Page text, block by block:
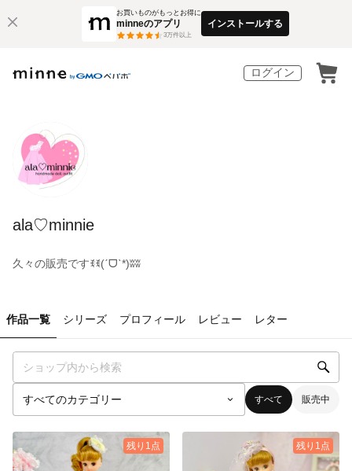
お買いものがもっとお得に
minneのアプリ
3万件以上
インストールする
ログイン
ala♡minnie
久々の販売ですꉂꉂ(ˊᗜˋ*)ʬʬ
作品一覧 シリーズ プロフィール レビュー レター
すべて 販売中
残り1点 残り1点